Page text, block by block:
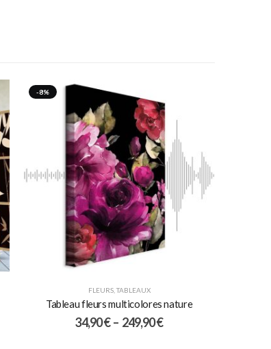
-8%
FLEURS,TABLEAUX
Tableau fleurs multicolores nature
34,90€ – 249,90€